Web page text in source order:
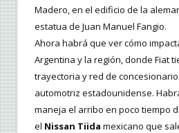
Madero, en el edificio de la
estatua de Juan Manuel Fangio.
Ahora habrá que ver cómo
Argentina y la región, donde Fiat
trayectoria y red de
automotriz estadounidense.
maneja el arribo en poco tiempo
el Nissan Tiida mexicano que